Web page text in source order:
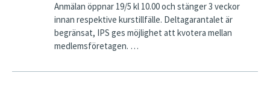
Anmälan öppnar 19/5 kl 10.00 och stänger 3 veckor
innan respektive kurstillfälle. Deltagarantalet är
begränsat, IPS ges möjlighet att kvotera mellan
medlemsföretagen. …